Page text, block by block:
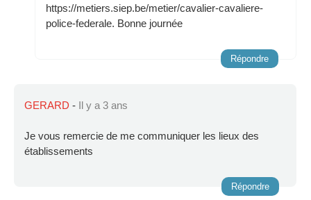
https://metiers.siep.be/metier/cavalier-cavaliere-
police-federale. Bonne journée
Répondre
GERARD - Il y a 3 ans
Je vous remercie de me communiquer les lieux des
établissements
Répondre